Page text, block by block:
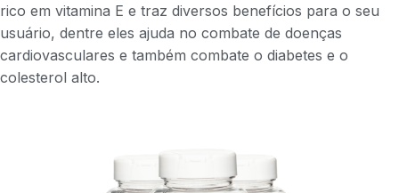
rico em vitamina E e traz diversos benefícios para o seu
usuário, dentre eles ajuda no combate de doenças
cardiovasculares e também combate o diabetes e o
colesterol alto.